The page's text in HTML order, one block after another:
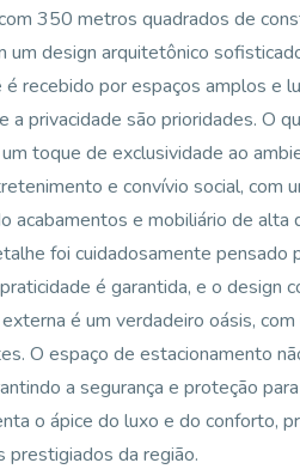
350 metros quadrados de
um design arquitetônico
é recebido por espaços amplos e
a privacidade são prioridades. O
toque de exclusividade ao
e convívio social, com
acabamentos e mobiliário de
foi cuidadosamente pensado
é garantida, e o design
é um verdadeiro oásis,
O espaço de estacionamento
a segurança e proteção
o ápice do luxo e do conforto,
prestigiados da região.